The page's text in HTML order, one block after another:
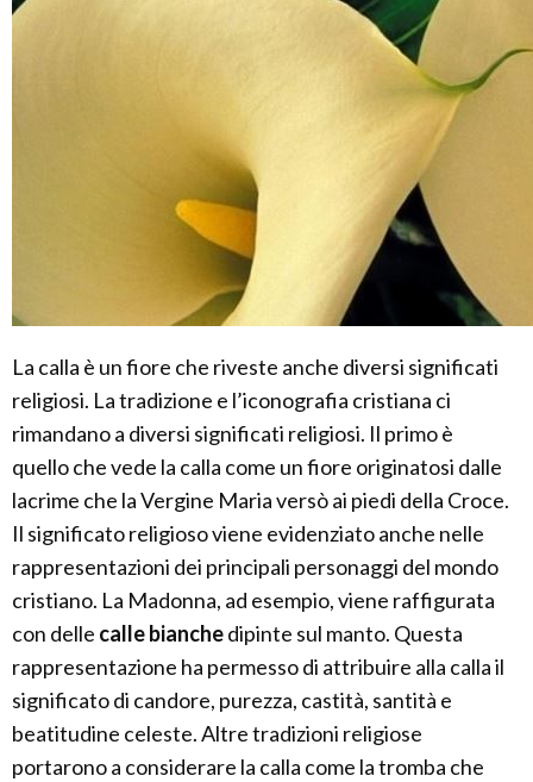
La calla è un fiore che riveste anche diversi significati
religiosi. La tradizione e l’iconografia cristiana ci
rimandano a diversi significati religiosi. Il primo è
quello che vede la calla come un fiore originatosi dalle
lacrime che la Vergine Maria versò ai piedi della Croce.
Il significato religioso viene evidenziato anche nelle
rappresentazioni dei principali personaggi del mondo
cristiano. La Madonna, ad esempio, viene raffigurata
con delle calle bianchedipinte sul manto. Questa
rappresentazione ha permesso di attribuire alla calla il
significato di candore, purezza, castità, santità e
beatitudine celeste. Altre tradizioni religiose
portarono a considerare la calla come la tromba che